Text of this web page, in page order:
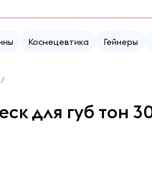
Космецевтика Гейнеры
/
для губ тон